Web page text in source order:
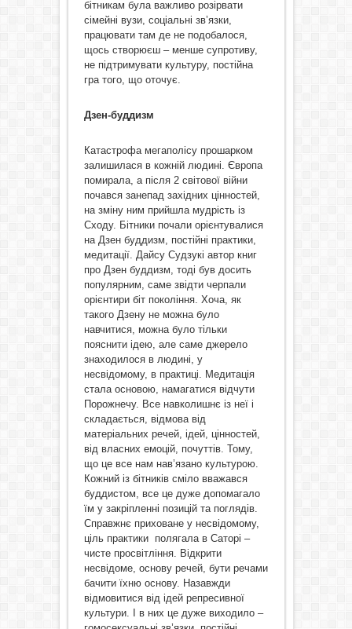
бітникам була важливо розірвати
сімейні вузи, соціальні зв’язки,
працювати там де не подобалося,
щось створюєш – менше супротиву,
не підтримувати культуру, постійна
гра того, що оточує.
Дзен-буддизм
Катастрофа мегаполісу прошарком
залишилася в кожній людині. Європа
помирала, а після 2 світової війни
почався занепад західних цінностей,
на зміну ним прийшла мудрість із
Сходу. Бітники почали орієнтувалися
на Дзен буддизм, постійні практики,
медитації. Дайсу Судзукі автор книг
про Дзен буддизм, тоді був досить
популярним, саме звідти черпали
орієнтири біт покоління. Хоча, як
такого Дзену не можна було
навчитися, можна було тільки
пояснити ідею, але саме джерело
знаходилося в людині, у
несвідомому, в практиці. Медитація
стала основою, намагатися відчути
Порожнечу. Все навколишнє із неї і
складається, відмова від
матеріальних речей, ідей, цінностей,
від власних емоцій, почуттів. Тому,
що це все нам нав’язано культурою.
Кожний із бітників сміло вважався
буддистом, все це дуже допомагало
їм у закріпленні позицій та поглядів.
Справжнє приховане у несвідомому,
ціль практики полягала в Саторі –
чисте просвітління. Відкрити
несвідоме, основу речей, бути речами
бачити їхню основу. Назавжди
відмовитися від ідей репресивної
культури. І в них це дуже виходило –